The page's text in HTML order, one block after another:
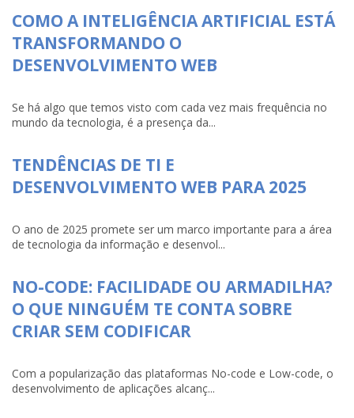
COMO A INTELIGÊNCIA ARTIFICIAL ESTÁ
TRANSFORMANDO O
DESENVOLVIMENTO WEB
Se há algo que temos visto com cada vez mais frequência no
mundo da tecnologia, é a presença da...
TENDÊNCIAS DE TI E
DESENVOLVIMENTO WEB PARA 2025
O ano de 2025 promete ser um marco importante para a área
de tecnologia da informação e desenvol...
NO-CODE: FACILIDADE OU ARMADILHA?
O QUE NINGUÉM TE CONTA SOBRE
CRIAR SEM CODIFICAR
Com a popularização das plataformas No-code e Low-code, o
desenvolvimento de aplicações alcanç...